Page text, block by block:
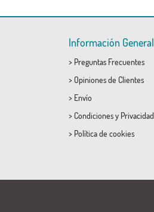
Información General
> Preguntas Frecuentes
> Opiniones de Clientes
> Envío
> Condicionesy Privacidad
> Política de cookies